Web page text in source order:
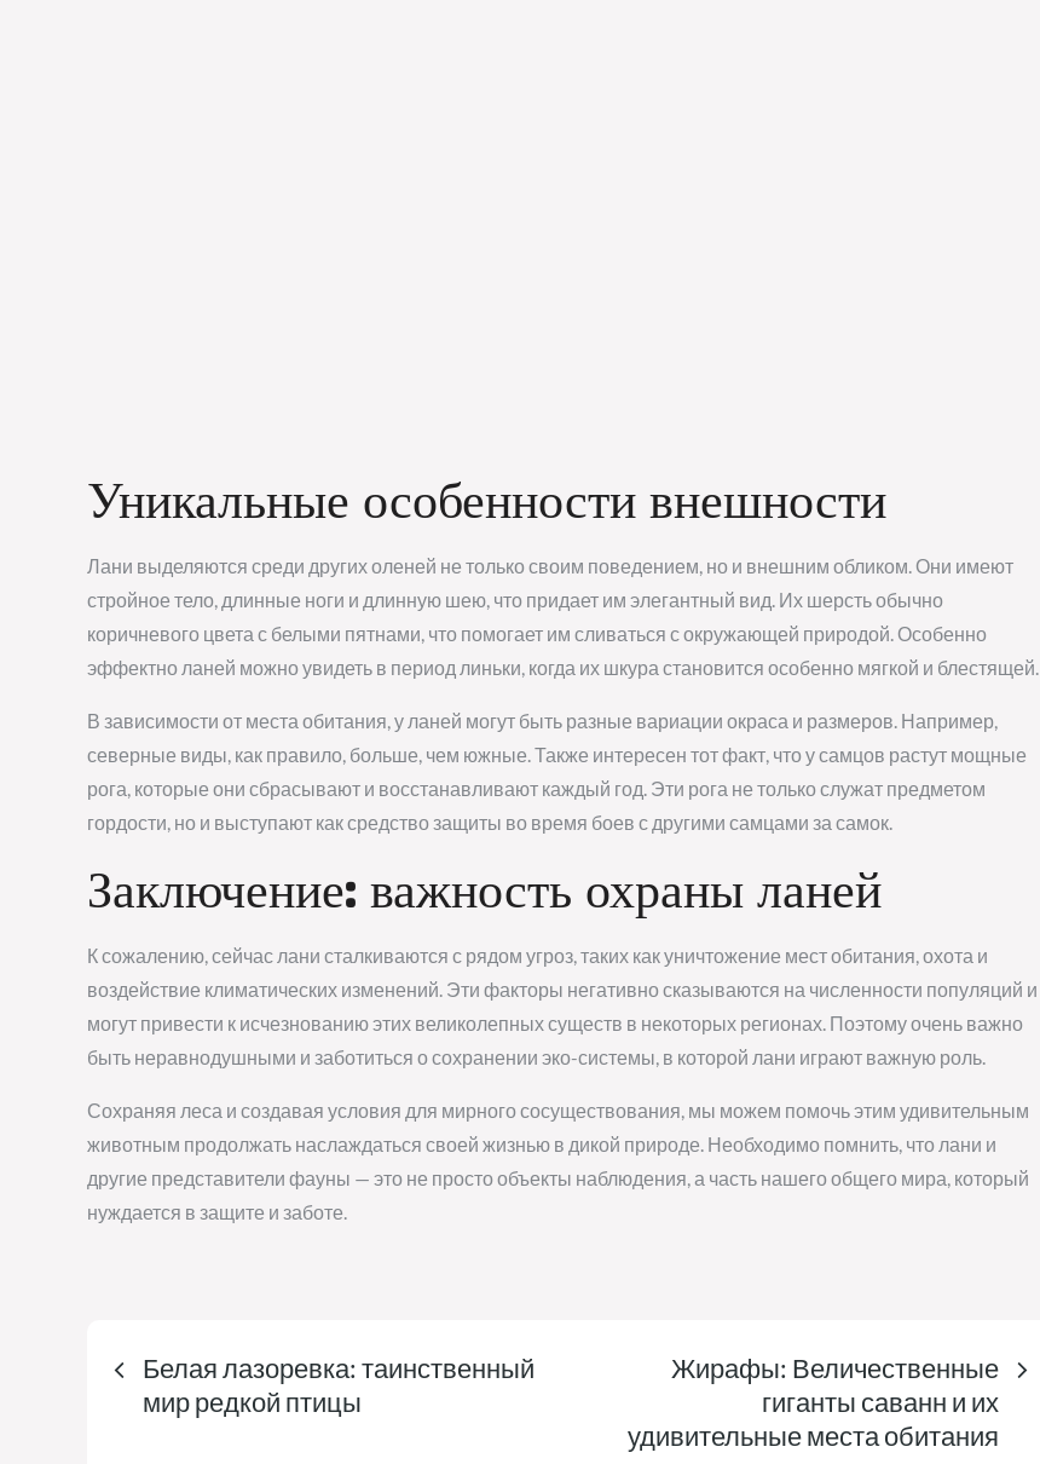
Уникальные особенности внешности
Лани выделяются среди других оленей не только своим поведением, но и внешним обликом. Они имеют
стройное тело, длинные ноги и длинную шею, что придает им элегантный вид. Их шерсть обычно
коричневого цвета с белыми пятнами, что помогает им сливаться с окружающей природой. Особенно
эффектно ланей можно увидеть в период линьки, когда их шкура становится особенно мягкой и блестящей.
В зависимости от места обитания, у ланей могут быть разные вариации окраса и размеров. Например,
северные виды, как правило, больше, чем южные. Также интересен тот факт, что у самцов растут мощные
рога, которые они сбрасывают и восстанавливают каждый год. Эти рога не только служат предметом
гордости, но и выступают как средство защиты во время боев с другими самцами за самок.
Заключение: важность охраны ланей
К сожалению, сейчас лани сталкиваются с рядом угроз, таких как уничтожение мест обитания, охота и
воздействие климатических изменений. Эти факторы негативно сказываются на численности популяций и
могут привести к исчезнованию этих великолепных существ в некоторых регионах. Поэтому очень важно
быть неравнодушными и заботиться о сохранении эко-системы, в которой лани играют важную роль.
Сохраняя леса и создавая условия для мирного сосуществования, мы можем помочь этим удивительным
животным продолжать наслаждаться своей жизнью в дикой природе. Необходимо помнить, что лани и
другие представители фауны — это не просто объекты наблюдения, а часть нашего общего мира, который
нуждается в защите и заботе.
Навигация
Белая лазоревка: таинственный
мир редкой птицы
Жирафы: Величественные
гиганты саванн и их
удивительные места обитания